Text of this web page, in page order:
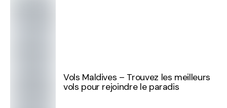
Vols Maldives – Trouvez les meilleurs
vols pour rejoindre le paradis